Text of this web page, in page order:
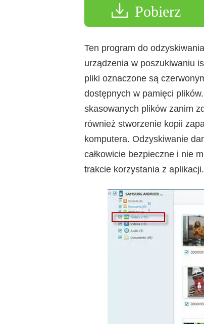
Pobierz
Ten program do
urządzenia w poszukiwaniu
pliki oznaczone są
dostępnych w pamięci
skasowanych plików zanim
również stworzenie kopii
komputera. Odzyskiwanie
całkowicie bezpieczne i nie
trakcie korzystania z aplikacji.